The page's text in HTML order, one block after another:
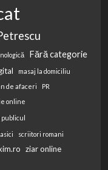
Fără categorie
masaj la domiciliu
de afaceri
PR
online
scriitori romani
ziar online